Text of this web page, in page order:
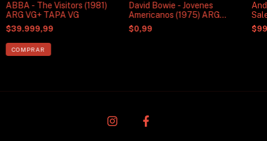
ABBA - The Visitors (1981)
ARG VG+ TAPA VG
$39.999,99
David Bowie - Jovenes
Americanos (1975) ARG
VG+
$0,99